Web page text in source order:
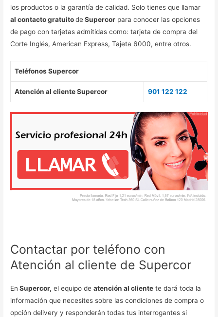
los productos o la garantía de calidad. Solo tienes que llamar
al contacto gratuitodeSupercor para conocer las opciones
de pago con tarjetas admitidas como: tarjeta de compra del
Corte Inglés, American Express, Tajeta 6000, entre otros.
Teléfonos Supercor
Atención al cliente Supercor 901 122 122
Contactar por teléfono con
Atención al cliente de Supercor
En Supercor, el equipo deatención al cliente te dará toda la
información que necesites sobre las condiciones de compra o
opción delivery y responderán todas tus interrogantes si